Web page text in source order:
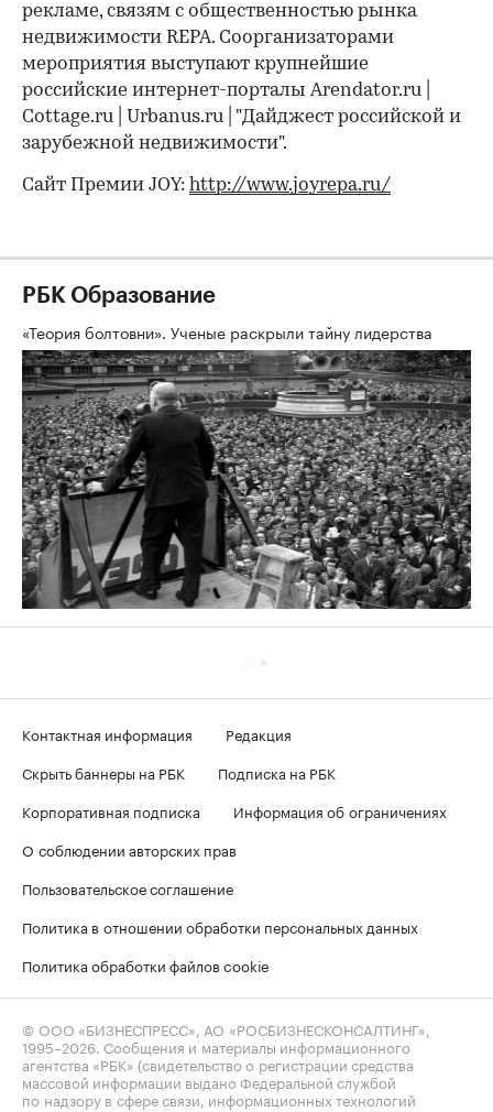
рекламе, связям с общественностью рынка
недвижимости REPA. Соорганизаторами
мероприятия выступают крупнейшие
российские интернет-порталы Arendator.ru |
Cottage.ru | Urbanus.ru | "Дайджест российской и
зарубежной недвижимости".
Cайт Премии JOY: http://www.joyrepa.ru/
РБК Образование
«Теория болтовни». Ученые раскрыли тайну лидерства
Контактная информация
Редакция
Скрыть баннеры на РБК
Подписка на РБК
Корпоративная подписка
Информация об ограничениях
О соблюдении авторских прав
Пользовательское соглашение
Политика в отношении обработки персональных данных
Политика обработки файлов cookie
© ООО «БИЗНЕСПРЕСС», АО «РОСБИЗНЕСКОНСАЛТИНГ»,
1995–2026. Сообщения и материалы информационного
агентства «РБК» (свидетельство о регистрации средства
массовой информации выдано Федеральной службой
по надзору в сфере связи, информационных технологий